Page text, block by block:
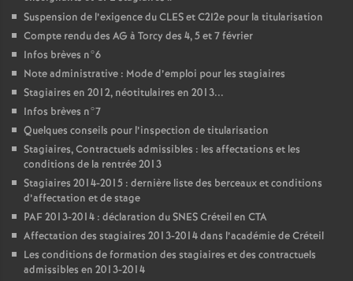
Suspension de l’exigence duCLESet C2I2e pour la titularisation
Compte rendu des AG à Torcy des 4, 5 et 7 février
Infos brèves n°6
Note administrative : Mode d’emploi pour les stagiaires
Stagiaires en 2012, néotitulaires en 2013...
Infos brèves n°7
Quelques conseils pour l’inspection de titularisation
Stagiaires, Contractuels admissibles : les affectations et les
conditions de la rentrée 2013
Stagiaires 2014-2015 : dernière liste des berceaux et conditions
d’affectation et de stage
PAF2013-2014 : déclaration duSNESCréteil en CTA
Affectation des stagiaires 2013-2014 dans l’académie de Créteil
Les conditions de formation des stagiaires et des contractuels
admissibles en 2013-2014